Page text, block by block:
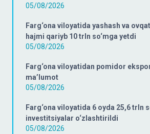
05/08/2026
Farg‘ona viloyatida yashash va
hajmi qariyb 10 trln so‘mga yetdi
05/08/2026
Farg‘ona viloyatidan pomidor
ma’lumot
05/08/2026
Farg‘ona viloyatida 6 oyda 25,6 trln
investitsiyalar o‘zlashtirildi
05/08/2026